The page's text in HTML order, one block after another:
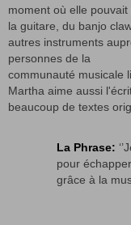
moment où elle
la guitare, du banjo
autres instruments
personnes de la
communauté musicale
Martha aime aussi
beaucoup de textes
La Phrase:
pour
grâce à la